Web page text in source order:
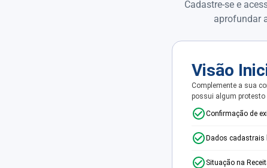
Cadastre-se e
aprofundar
Visão
Complemente a sua
possui algum protesto
Confirmação de
Dados cadastrais
Situação na